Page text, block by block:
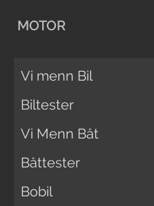
MOTOR
Vi menn Bil
Biltester
Vi Menn Båt
Båttester
Bobil